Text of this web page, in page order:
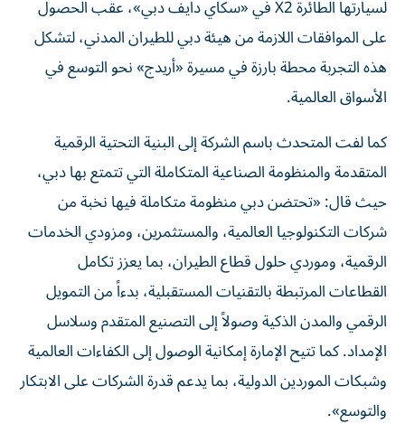
لسيارتها الطائرة X2 في «سكاي دايف دبي»، عقب الحصول
على الموافقات اللازمة من هيئة دبي للطيران المدني، لتشكل
هذه التجربة محطة بارزة في مسيرة «أريدج» نحو التوسع في
الأسواق العالمية.
كما لفت المتحدث باسم الشركة إلى البنية التحتية الرقمية
المتقدمة والمنظومة الصناعية المتكاملة التي تتمتع بها دبي،
حيث قال: «تحتضن دبي منظومة متكاملة فيها نخبة من
شركات التكنولوجيا العالمية، والمستثمرين، ومزودي الخدمات
الرقمية، وموردي حلول قطاع الطيران، بما يعزز تكامل
القطاعات المرتبطة بالتقنيات المستقبلية، بدءاً من التمويل
الرقمي والمدن الذكية وصولاً إلى التصنيع المتقدم وسلاسل
الإمداد. كما تتيح الإمارة إمكانية الوصول إلى الكفاءات العالمية
وشبكات الموردين الدولية، بما يدعم قدرة الشركات على الابتكار
والتوسع».